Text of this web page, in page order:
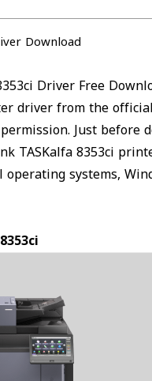
Download
Driver Free
driver from the
Just before
8353ci
systems,